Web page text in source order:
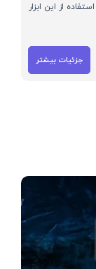
از این ابزار
جزئیات بیشتر